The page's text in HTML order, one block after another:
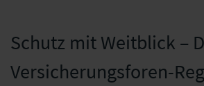
Schutz mit Weitblick –
Versicherungsforen-